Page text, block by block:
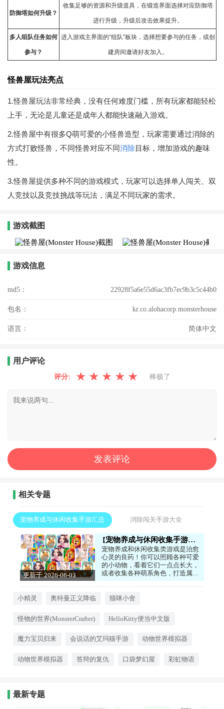
防御塔如何升级？
收集足够的资源和升级道具，在锻造界面选择对应防御塔
进行升级，升级后攻击效果提升。
多人组队任务如何
参与？
进入游戏主界面的“组队”板块，选择想要参与的任务，或创
建房间邀请好友加入。
怪兽屋玩法亮点
1.怪兽屋玩法非常经典，没有任何难度门槛，所有玩家都能轻松
上手，无论是儿童还是成年人都能快速融入游戏。
2.怪兽屋中有很多Q萌可爱的小怪兽造型，玩家需要通过消除的
方式打败怪兽，不同怪兽对应不同消除目标，增加游戏的趣味
性。
3.怪兽屋提供多种不同的游戏模式，玩家可以选择单人闯关、双
人竞技以及竞技挑战等玩法，满足不同玩家的需求。
游戏截图
游戏信息
md5： 22928f5a6e55d6ac3fb7ec9b3c5c44b0
包名： kr.co.alohacorp.monsterhouse
语言： 简体中文
用户评论
评分: ★ ★ ★ ★ ★ 棒极了
相关专题
宠物养成与休闲收集手游汇总 消除闯关手游大全
更新于 2026-06-03
宠物养成与休闲收集手游汇总
宠物养成和休闲收集类游戏是治愈
心灵的良药！你可以照顾各种可爱
的小动物，看着它们一点点长大，
或者收集各种萌系角色，打造属于
自己的小天地。这类游戏画风温
常适合在心情不好的时候玩一玩。
消云散。如果你喜欢小动物，想要
治愈你！
小精灵 奥特曼正义降临 猫咪小舍
怪物的世界(MonsterCrafter) HelloKitty便当中文版
魔力宝贝归来 会说话的艾玛猫手游 动物世界模拟器
动物世界模拟器 答辩的复仇 口袋梦幻屋 彩虹物语
最新专题